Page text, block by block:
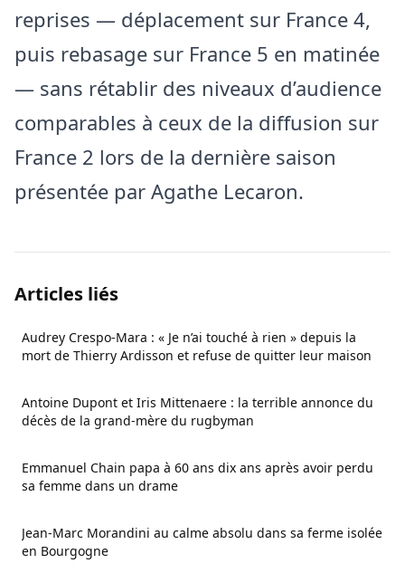
reprises — déplacement sur France 4,
puis rebasage sur France 5 en matinée
— sans rétablir des niveaux d’audience
comparables à ceux de la diffusion sur
France 2 lors de la dernière saison
présentée par Agathe Lecaron.
Articles liés
Audrey Crespo-Mara : « Je n’ai touché à rien » depuis la
mort de Thierry Ardisson et refuse de quitter leur maison
Antoine Dupont et Iris Mittenaere : la terrible annonce du
décès de la grand-mère du rugbyman
Emmanuel Chain papa à 60 ans dix ans après avoir perdu
sa femme dans un drame
Jean-Marc Morandini au calme absolu dans sa ferme isolée
en Bourgogne